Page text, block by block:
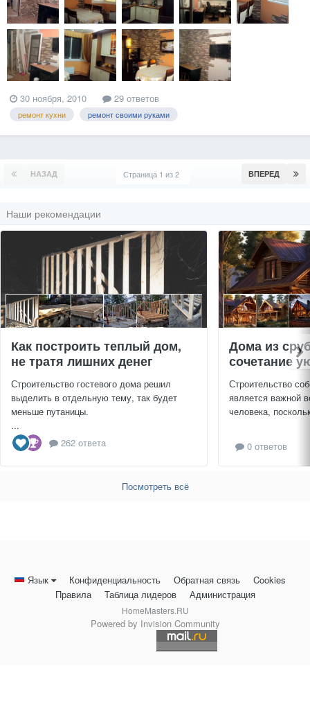
30 ноября, 2010 29 ответов
ремонт кухни ремонт своими руками
НАЗАД ВПЕРЕД
Страница 1 из 2
Наши рекомендации
Как построить теплый дом,
не тратя лишних денег
Строительство гостевого дома решил
выделить в отдельную тему, так будет
меньше путаницы.
...
262 ответа
Дома из
сочетание
Строительство
является важной
человека,
0 ответов
Посмотреть всё
Язык Конфиденциальность Обратная связь
Cookies
Правила
Таблица лидеров Администрация
HomeMasters.RU
Powered by Invision Community